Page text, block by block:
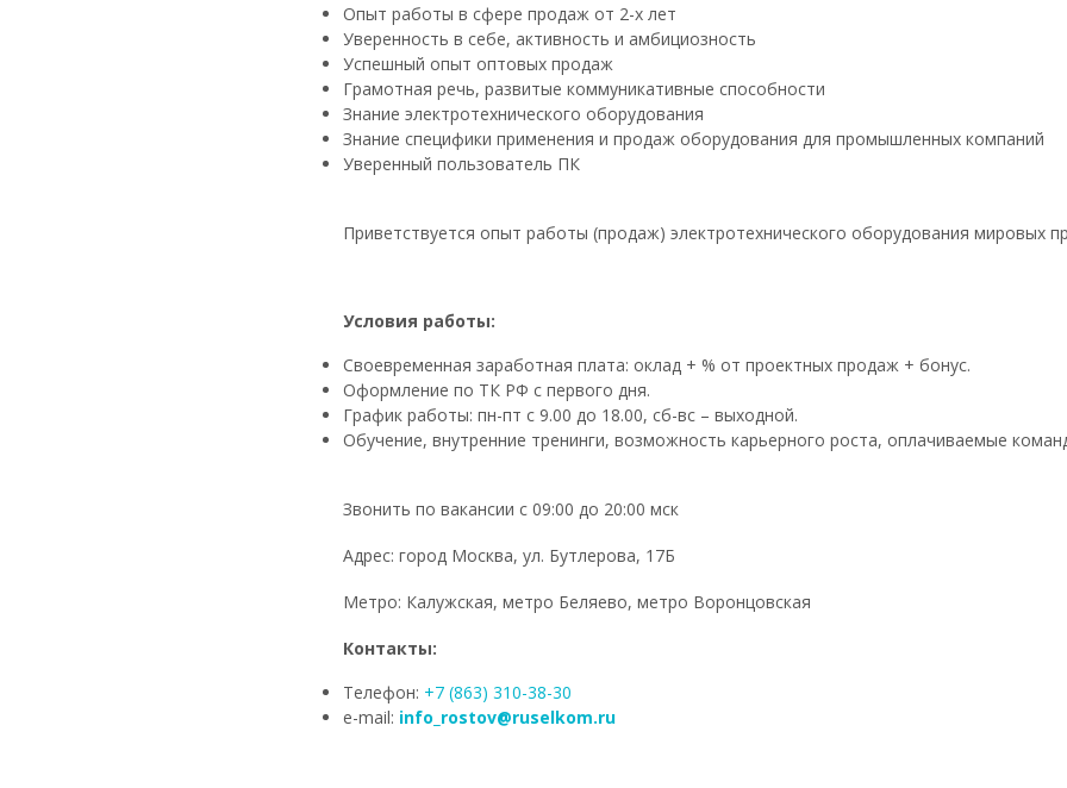
Опыт работы в сфере продаж от 2-х лет
Уверенность в себе, активность и амбициозность
Успешный опыт оптовых продаж
Грамотная речь, развитые коммуникативные способности
Знание электротехнического оборудования
Знание специфики применения и продаж оборудования для промышленных компаний
Уверенный пользователь ПК
Приветствуется опыт работы (продаж) электротехнического оборудования мировых
Условия работы:
Своевременная заработная плата: оклад + % от проектных продаж + бонус.
Оформление по ТК РФ с первого дня.
График работы: пн-пт с 9.00 до 18.00, сб-вс – выходной.
Обучение, внутренние тренинги, возможность карьерного роста, оплачиваемые
Звонить по вакансии с 09:00 до 20:00 мск
Адрес: город Москва, ул. Бутлерова, 17Б
Метро: Калужская, метро Беляево, метро Воронцовская
Контакты:
Телефон: +7 (863) 310-38-30
e-mail: info_rostov@ruselkom.ru